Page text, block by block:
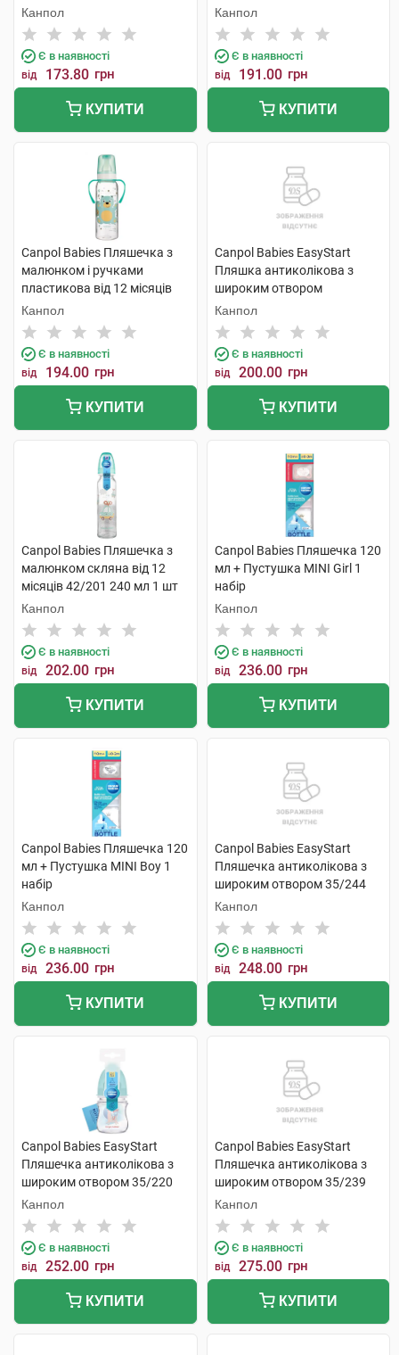
Канпол
Є в наявності
від 173.80 грн
КУПИТИ
250 мл 1 шт
Канпол
Є в наявності
від 191.00 грн
КУПИТИ
Canpol Babies Пляшечка з
малюнком і ручками
пластикова від 12 місяців
11/845 250 мл 1 шт
Канпол
Є в наявності
від 194.00 грн
КУПИТИ
Canpol Babies EasyStart
Пляшка антиколікова з
широким отвором
Кольорові звірята 120 мл 1
шт
Канпол
Є в наявності
від 200.00 грн
КУПИТИ
Canpol Babies Пляшечка з
малюнком скляна від 12
місяців 42/201 240 мл 1 шт
Канпол
Є в наявності
від 202.00 грн
КУПИТИ
Canpol Babies Пляшечка 120
мл + Пустушка MINI Girl 1
набір
Канпол
Є в наявності
від 236.00 грн
КУПИТИ
Canpol Babies Пляшечка 120
мл + Пустушка MINI Boy 1
набір
Канпол
Є в наявності
від 236.00 грн
КУПИТИ
Canpol Babies EasyStart
Пляшечка антиколікова з
широким отвором 35/244
120 мл 1 шт
Канпол
Є в наявності
від 248.00 грн
КУПИТИ
Canpol Babies EasyStart
Пляшечка антиколікова з
широким отвором 35/220
120 мл 1 шт
Канпол
Є в наявності
від 252.00 грн
КУПИТИ
Canpol Babies EasyStart
Пляшечка антиколікова з
широким отвором 35/239
120 мл 1 шт
Канпол
Є в наявності
від 275.00 грн
КУПИТИ